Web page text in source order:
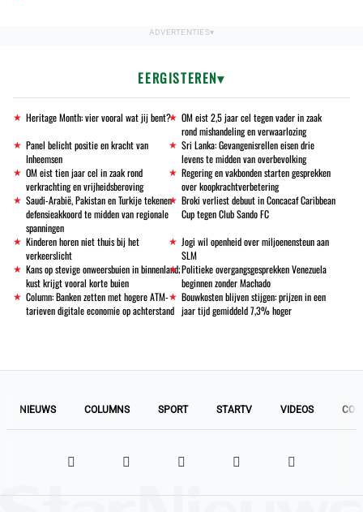
EERGISTEREN
Heritage Month: vier vooral wat jij bent?
OM eist 2,5 jaar cel tegen vader in zaak
rond mishandeling en verwaarlozing
Panel belicht positie en kracht van
Inheemsen
Sri Lanka: Gevangenisrellen eisen drie
levens te midden van overbevolking
OM eist tien jaar cel in zaak rond
verkrachting en vrijheidsberoving
Regering en vakbonden starten gesprekken
over koopkrachtverbetering
Saudi-Arabië, Pakistan en Turkije tekenen
defensieakkoord te midden van regionale
spanningen
Broki verliest debuut in Concacaf Caribbean
Cup tegen Club Sando FC
Kinderen horen niet thuis bij het
verkeerslicht
Jogi wil openheid over miljoenensteun aan
SLM
Kans op stevige onweersbuien in binnenland;
kust krijgt vooral korte buien
Politieke overgangsgesprekken Venezuela
beginnen zonder Machado
Column: Banken zetten met hogere ATM-
tarieven digitale economie op achterstand
Bouwkosten blijven stijgen: prijzen in een
jaar tijd gemiddeld 7,3% hoger
NIEUWS COLUMNS SPORT STARTV VIDEOS